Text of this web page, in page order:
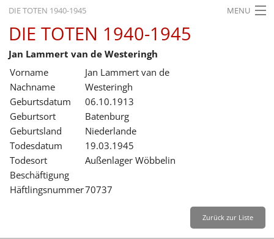
DIE TOTEN 1940-1945 MENU
STARTSEITE
AKTUELLES
AUSSTELLUNGEN
GESCHICHTE
BILDUNG
FORSCHUNG
SERVICE
Leichte Sprache
DIE TOTEN 1940-1945
Jan Lammert van de Westeringh
Vorname
Jan Lammert van de
Nachname
Westeringh
Geburtsdatum
06.10.1913
Geburtsort
Batenburg
Geburtsland
Niederlande
Todesdatum
19.03.1945
Todesort
Außenlager Wöbbelin
Beschäftigung
Häftlingsnummer70737
Zurück zur Liste